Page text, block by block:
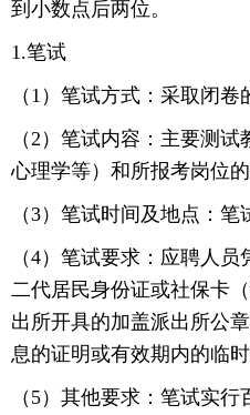
到小数点后两位。
1.笔试
（1）笔试方式：采取闭卷
（2）笔试内容：主要测试
心理学等）和所报考岗位的
（3）笔试时间及地点：笔
（4）笔试要求：应聘人
二代居民身份证或社保卡
出所开具的加盖派出所公
息的证明或有效期内的临
（5）其他要求：笔试实